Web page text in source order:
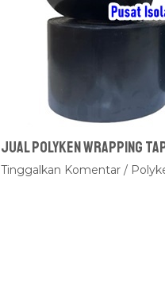
Jual Polyken Wrapping
Tinggalkan Komentar /